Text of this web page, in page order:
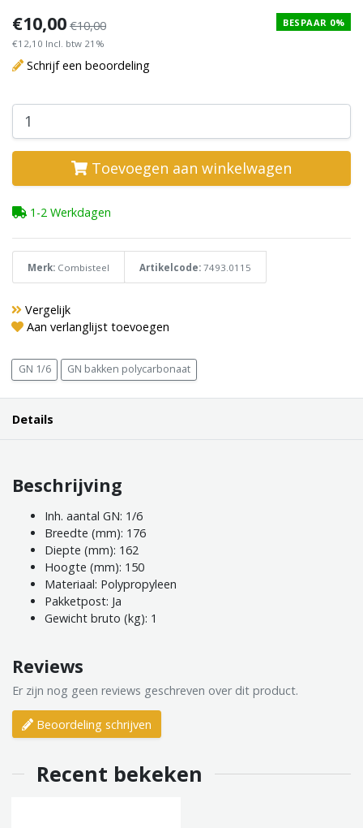
€10,00 €10,00
€12,10 Incl. btw 21%
BESPAAR 0%
Schrijf een beoordeling
Toevoegen aan winkelwagen
1-2 Werkdagen
Merk: Combisteel Artikelcode: 7493.0115
Vergelijk
Aan verlanglijst toevoegen
GN 1/6 GN bakken polycarbonaat
Details
Beschrijving
Inh. aantal GN: 1/6
Breedte (mm): 176
Diepte (mm): 162
Hoogte (mm): 150
Materiaal: Polypropyleen
Pakketpost: Ja
Gewicht bruto (kg): 1
Reviews
Er zijn nog geen reviews geschreven over dit product.
Beoordeling schrijven
Recent bekeken